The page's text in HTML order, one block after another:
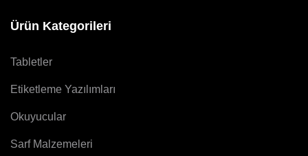
Ürün Kategorileri
Tabletler
Etiketleme Yazılımları
Okuyucular
Sarf Malzemeleri